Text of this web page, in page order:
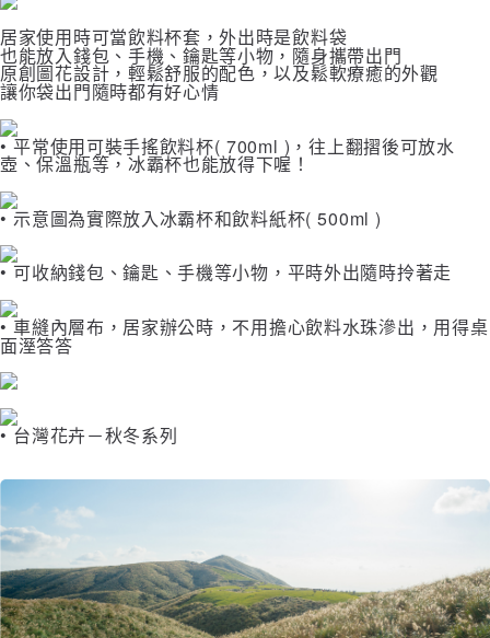
買賣價金債權讓與本公司後，依約使用本公司帳單繳交帳款。
2.基於同意付款使用「大哥付你分期」之契約關係目的，商店將以您的個人
資料（包含姓名、電話或地址）提供予台灣大哥大進項蒐集、處理及利用，
由本公司與您本人進行分期帳單所需資料之確認、核對及更正。
購買商品的店家。未經商家同意取消之訂單仍視為有效，需透過AFTEE先享
後付繳納相關費用。
※ 交易是否成功請以「AFTEE先享後付 」之結帳頁面顯示為準，若有關於
是否繳費成功／繳費後需取消欲退款等相關疑問，請聯繫「AFTEE先享後付
【注意事項】
１．透過由恩沛科技股份有限公司提供之「AFTEE先享後付」服務完成之交
權轉讓予恩沛科技股份有限公司。
２．關於個人資料處理事宜，請瀏覽以下網址：
３．未成年的使用者請事先徵得法定代理人或監護人之同意方可使用
４．使用「AFTEE先享後付」時，將依據個別帳號之用戶狀況，依本公司即
時審查核予不同之上限額度；若仍有額度不足之情形，本公司將視審查結果
每筆NT$100，滿NT$1,200(含以上)免運費
京站台北店客服中心(1F星巴克旁) 即日起不提供京站紙袋，取件時
請自備購物袋，若需購買紙袋可現場詢問
居家使用時可當飲料杯套，外出時是飲料袋
也能放入錢包、手機、鑰匙等小物，隨身攜帶出門
原創圖花設計，輕鬆舒服的配色，以及鬆軟療癒的外觀
讓你袋出門隨時都有好心情
• 平常使用可裝手搖飲料杯( 700ml )，往上翻摺後可放水
壺、保溫瓶等，冰霸杯也能放得下喔！
• 示意圖為實際放入冰霸杯和飲料紙杯( 500ml )
• 可收納錢包、鑰匙、手機等小物，平時外出隨時拎著走
• 車縫內層布，居家辦公時，不用擔心飲料水珠滲出，用得桌
面溼答答
• 台灣花卉－秋冬系列